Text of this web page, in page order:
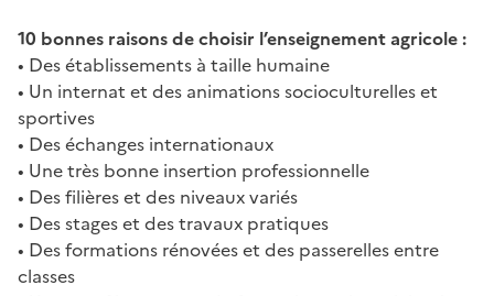
10 bonnes raisons de choisir l’enseignement agricole :
• Des établissements à taille humaine
• Un internat et des animations socioculturelles et
sportives
• Des échanges internationaux
• Une très bonne insertion professionnelle
• Des filières et des niveaux variés
• Des stages et des travaux pratiques
• Des formations rénovées et des passerelles entre
classes